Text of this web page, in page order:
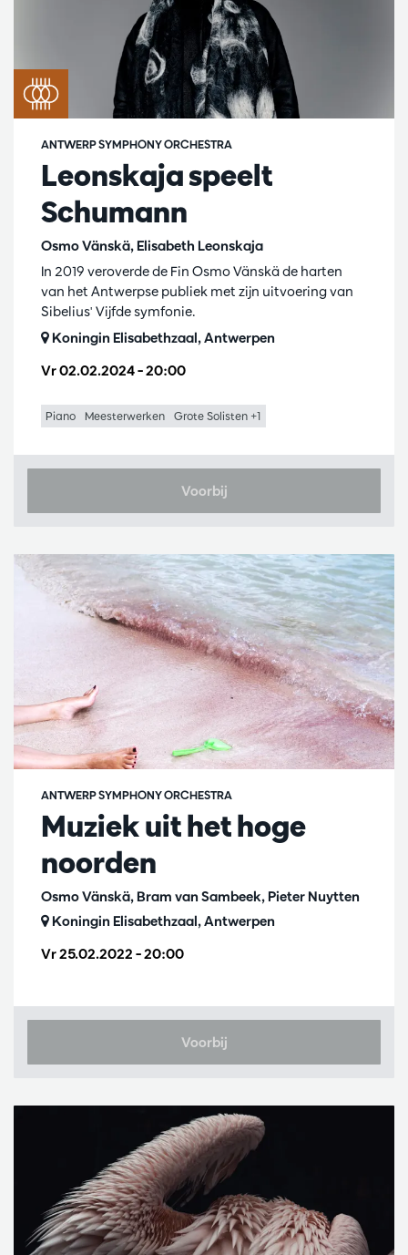
Leonskaja speelt
Schumann
Osmo Vänskä, Elisabeth Leonskaja
ANTWERP SYMPHONY ORCHESTRA
Vr 02.02.2024– 20:00
In 2019 veroverde de Fin Osmo Vänskä de harten
van het Antwerpse publiek met zijn uitvoering van
Sibelius' Vijfde symfonie.
Koningin Elisabethzaal, Antwerpen
Piano Meesterwerken Grote Solisten +1
Voorbij
Muziek uit het hoge
noorden
Osmo Vänskä, Bram van Sambeek, Pieter Nuytten
ANTWERP SYMPHONY ORCHESTRA
Vr 25.02.2022 – 20:00
Koningin Elisabethzaal, Antwerpen
Voorbij